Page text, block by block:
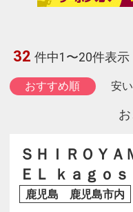
32 件中1〜20件表示
おすすめ順 安
ＳＨＩＲＯＹＡ
ＥＬ ｋａｇｏ
鹿児島 鹿児島市内